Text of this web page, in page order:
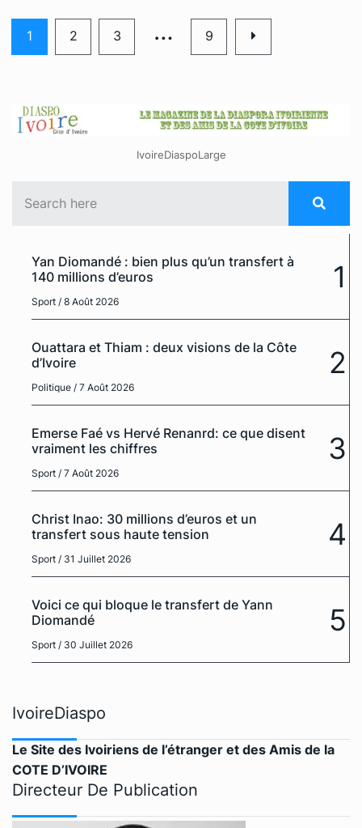
1 2 3 … 9
IvoireDiaspoLarge
Yan Diomandé : bien plus qu’un transfert à
140 millions d’euros
Sport / 8 Août 2026
1
Ouattara et Thiam : deux visions de la Côte
d’Ivoire
Politique / 7 Août 2026
2
Emerse Faé vs Hervé Renanrd: ce que disent
vraiment les chiffres
Sport / 7 Août 2026
3
Christ Inao: 30 millions d’euros et un
transfert sous haute tension
Sport / 31 Juillet 2026
4
Voici ce qui bloque le transfert de Yann
Diomandé
Sport / 30 Juillet 2026
5
IvoireDiaspo
Le Site des Ivoiriens de l’étranger et des Amis de la
COTE D’IVOIRE
Directeur De Publication